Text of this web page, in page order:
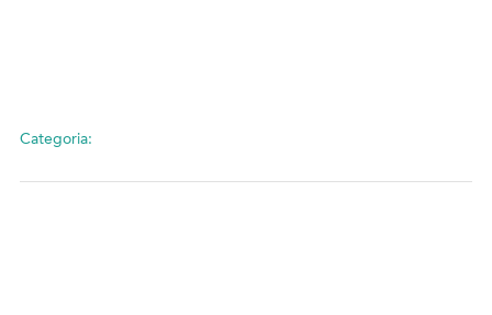
Categoria: